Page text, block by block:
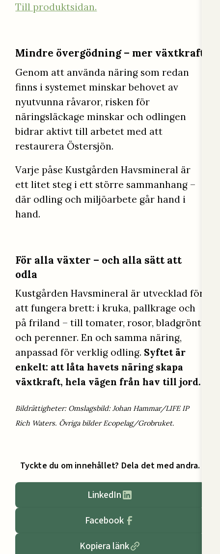
Till produktsidan.
Mindre övergödning – mer växtkraft
Genom att använda näring som redan
finns i systemet minskar behovet av
nyutvunna råvaror, risken för
näringsläckage minskar och odlingen
bidrar aktivt till arbetet med att
restaurera Östersjön.
Varje påse Kustgården Havsmineral är
ett litet steg i ett större sammanhang –
där odling och miljöarbete går hand i
hand.
För alla växter – och alla sätt att
odla
Kustgården Havsmineral är utvecklad för
att fungera brett: i kruka, pallkrage och
på friland – till tomater, rosor, bladgrönt
och perenner. En och samma näring,
anpassad för verklig odling. Syftet är
enkelt: att låta havets näring skapa
växtkraft, hela vägen från hav till jord.
Bildrättigheter: Omslagsbild: Johan Hammar/LIFE IP
Rich Waters. Övriga bilder Ecopelag/Grobruket.
Tyckte du om innehållet? Dela det med andra.
LinkedIn
Facebook
Kopiera länk